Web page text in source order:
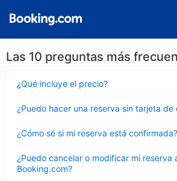
Las 10 preguntas más
¿Qué incluye el precio?
cerrado
¿Puedo hacer una reserva sin tarjeta de
cerrado
¿Cómo sé si mi reserva está confirmada?
cerrado
¿Puedo cancelar o modificar mi reserva
Booking.com?
cerrado